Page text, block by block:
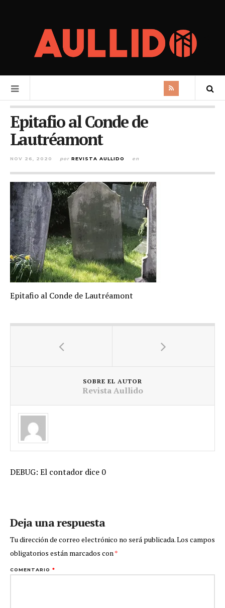
Epitafio al Conde de
Lautréamont
NOV 26, 2020 por REVISTA AULLIDO en
Epitafio al Conde de Lautréamont
SOBRE EL AUTOR
Revista Aullido
DEBUG: El contador dice 0
Deja una respuesta
Tu dirección de correo electrónico no será publicada.Los campos
obligatorios están marcados con*
COMENTARIO *